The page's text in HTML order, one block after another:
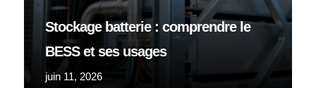
Stockage batterie : comprendre le
BESS et ses usages
juin 11, 2026